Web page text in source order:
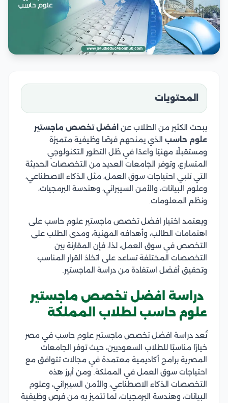
المحتويات
يبحث الكثير من الطلاب عن افضل تخصص ماجستير
علوم حاسب الذي يمنحهم فرصًا وظيفية متميزة
ومستقبلًا مهنيًا واعدًا في ظل التطور التكنولوجي
المتسارع، وتوفر الجامعات العديد من التخصصات الحديثة
التي تلبي احتياجات سوق العمل، مثل الذكاء الاصطناعي،
وعلوم البيانات، والأمن السيبراني، وهندسة البرمجيات،
ونظم المعلومات.
ويعتمد اختيار افضل تخصص ماجستير علوم حاسب على
اهتمامات الطالب، وأهدافه المهنية، ومدى الطلب على
التخصص في سوق العمل، لذا، فإن المقارنة بين
التخصصات المختلفة تساعد على اتخاذ القرار المناسب
وتحقيق أفضل استفادة من دراسة الماجستير.
دراسة افضل تخصص ماجستير
علوم حاسب لطلاب المملكة
تُعد دراسة افضل تخصص ماجستير علوم حاسب في مصر
خيارًا مناسبًا للطلاب السعوديين، حيث توفر الجامعات
المصرية برامج أكاديمية معتمدة في مجالات تتوافق مع
احتياجات سوق العمل في المملكة. ومن أبرز هذه
التخصصات الذكاء الاصطناعي، والأمن السيبراني، وعلوم
البيانات، وهندسة البرمجيات، لما تتميز به من فرص وظيفية